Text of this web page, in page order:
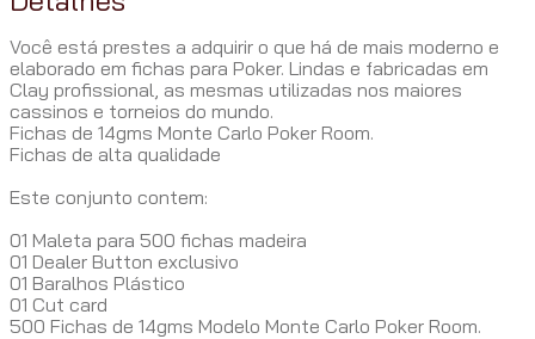
Você está prestes a adquirir o que há de mais moderno e
elaborado em fichas para Poker. Lindas e fabricadas em
Clay profissional, as mesmas utilizadas nos maiores
cassinos e torneios do mundo.
Fichas de 14gms Monte Carlo Poker Room.
Fichas de alta qualidade
Este conjunto contem:
01 Maleta para 500 fichas madeira
01 Dealer Button exclusivo
01 Baralhos Plástico
01 Cut card
500 Fichas de 14gms Modelo Monte Carlo Poker Room.